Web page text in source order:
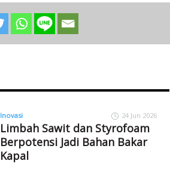
Inovasi 24 Jun 2026
Limbah Sawit dan Styrofoam
Berpotensi Jadi Bahan Bakar
Kapal